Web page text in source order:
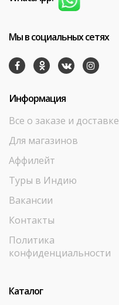
Мы в социальных сетях
Информация
Все о заказе и доставке
Для магазинов
Аффилейт
Туры в Индию
Вакансии
Контакты
Политика
конфиденциальности
Каталог